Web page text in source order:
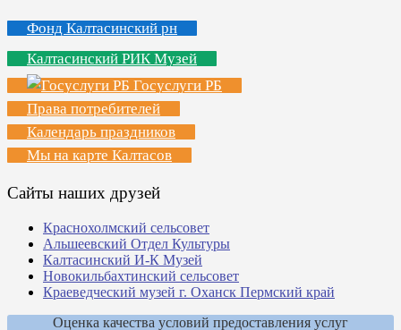
Фонд Калтасинский рн
Калтасинский РИК Музей
Госуслуги РБ
Права потребителей
Календарь праздников
Мы на карте Калтасов
Сайты наших друзей
Краснохолмский сельсовет
Альшеевский Отдел Культуры
Калтасинский И-К Музей
Новокильбахтинский сельсовет
Краеведческий музей г. Оханск Пермский край
Оценка качества условий предоставления услуг